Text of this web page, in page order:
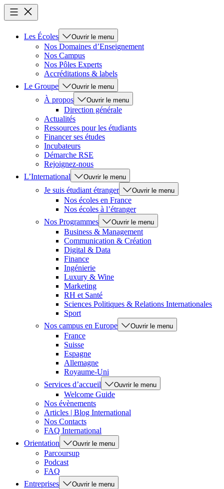
Les Écoles Ouvrir le menu
Nos Domaines d’Enseignement
Nos Campus
Nos Pôles Experts
Accréditations & labels
Le Groupe
Ouvrir le menu
À propos Ouvrir le menu
Direction générale
Actualités
Ressources pour les étudiants
Financer ses études
Incubateurs
Démarche RSE
Rejoignez-nous
L’International
Ouvrir le menu
Je suis étudiant étranger Ouvrir le menu
Nos écoles en France
Nos écoles à l’étranger
Nos Programmes
Ouvrir le menu
Business & Management
Communication & Création
Digital & Data
Finance
Ingénierie
Luxury & Wine
Marketing
RH et Santé
Sciences Politiques & Relations Internationales
Sport
Nos campus en Europe
Ouvrir le menu
France
Suisse
Espagne
Allemagne
Royaume-Uni
Services d’accueil
Ouvrir le menu
Welcome Guide
Nos évènements
Articles | Blog International
Nos Contacts
FAQ International
Orientation
Ouvrir le menu
Parcoursup
Podcast
FAQ
Entreprises
Ouvrir le menu